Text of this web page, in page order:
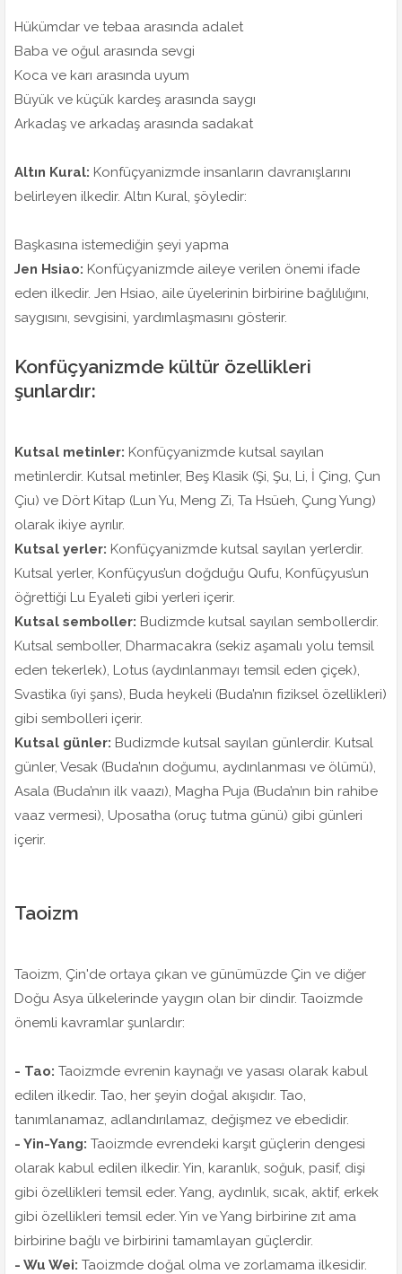
Hükümdar ve tebaa arasında adalet
Baba ve oğul arasında sevgi
Koca ve karı arasında uyum
Büyük ve küçük kardeş arasında saygı
Arkadaş ve arkadaş arasında sadakat
Altın Kural: Konfüçyanizmde insanların davranışlarını
belirleyen ilkedir. Altın Kural, şöyledir:
Başkasına istemediğin şeyi yapma
Jen Hsiao: Konfüçyanizmde aileye verilen önemi ifade
eden ilkedir. Jen Hsiao, aile üyelerinin birbirine bağlılığını,
saygısını, sevgisini, yardımlaşmasını gösterir.
Konfüçyanizmde kültür özellikleri
şunlardır:
Kutsal metinler: Konfüçyanizmde kutsal sayılan
metinlerdir. Kutsal metinler, Beş Klasik (Şi, Şu, Li, İ Çing, Çun
Çiu) ve Dört Kitap (Lun Yu, Meng Zi, Ta Hsüeh, Çung Yung)
olarak ikiye ayrılır.
Kutsal yerler: Konfüçyanizmde kutsal sayılan yerlerdir.
Kutsal yerler, Konfüçyus’un doğduğu Qufu, Konfüçyus’un
öğrettiği Lu Eyaleti gibi yerleri içerir.
Kutsal semboller: Budizmde kutsal sayılan sembollerdir.
Kutsal semboller, Dharmacakra (sekiz aşamalı yolu temsil
eden tekerlek), Lotus (aydınlanmayı temsil eden çiçek),
Svastika (iyi şans), Buda heykeli (Buda’nın fiziksel özellikleri)
gibi sembolleri içerir.
Kutsal günler: Budizmde kutsal sayılan günlerdir. Kutsal
günler, Vesak (Buda’nın doğumu, aydınlanması ve ölümü),
Asala (Buda’nın ilk vaazı), Magha Puja (Buda’nın bin rahibe
vaaz vermesi), Uposatha (oruç tutma günü) gibi günleri
içerir.
Taoizm
Taoizm, Çin'de ortaya çıkan ve günümüzde Çin ve diğer
Doğu Asya ülkelerinde yaygın olan bir dindir. Taoizmde
önemli kavramlar şunlardır:
- Tao: Taoizmde evrenin kaynağı ve yasası olarak kabul
edilen ilkedir. Tao, her şeyin doğal akışıdır. Tao,
tanımlanamaz, adlandırılamaz, değişmez ve ebedidir.
- Yin-Yang: Taoizmde evrendeki karşıt güçlerin dengesi
olarak kabul edilen ilkedir. Yin, karanlık, soğuk, pasif, dişi
gibi özellikleri temsil eder. Yang, aydınlık, sıcak, aktif, erkek
gibi özellikleri temsil eder. Yin ve Yang birbirine zıt ama
birbirine bağlı ve birbirini tamamlayan güçlerdir.
- Wu Wei: Taoizmde doğal olma ve zorlamama ilkesidir.